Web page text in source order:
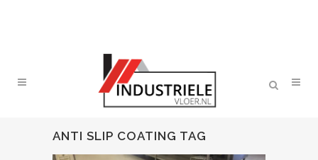
ANTI SLIP COATING TAG